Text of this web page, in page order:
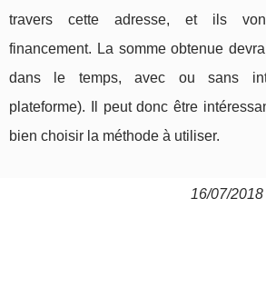
travers cette adresse, et ils
financement. La somme obtenue
dans le temps, avec ou sans
plateforme). Il peut donc être
bien choisir la méthode à utiliser.
16/07/